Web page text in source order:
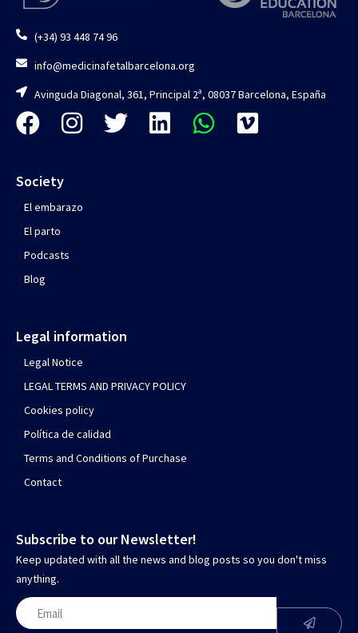
(+34) 93 448 74 96
info@medicinafetalbarcelona.org
Avinguda Diagonal, 361, Principal 2ª, 08037 Barcelona, España
Society
El embarazo
El parto
Podcasts
Blog
Legal information
Legal Notice
LEGAL TERMS AND PRIVACY POLICY
Cookies policy
Política de calidad
Terms and Conditions of Purchase
Contact
Subscribe to our Newsletter!
Keep updated with all the news and blog posts so you don't miss
anything.